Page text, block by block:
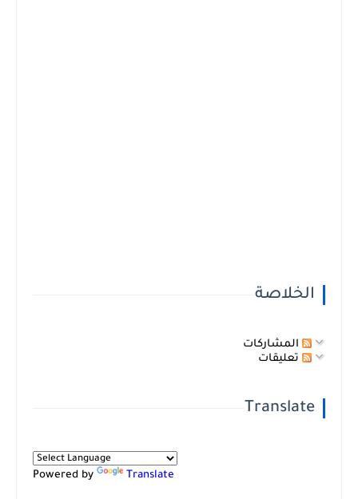
الخلاصة
المشاركات
تعليقات
Translate
Powered by Translate